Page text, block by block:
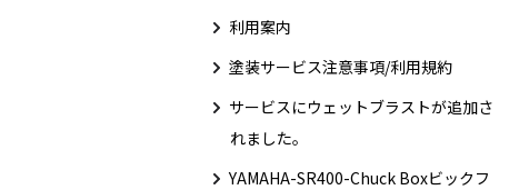
利用案内
塗装サービス注意事項/利用規約
サービスにウェットブラストが追加さ
れました。
YAMAHA-SR400-Chuck Boxビックフ